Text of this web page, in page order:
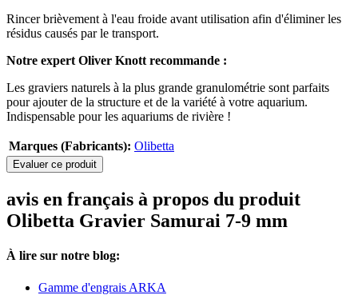
Rincer brièvement à l'eau froide avant utilisation afin d'éliminer les
résidus causés par le transport.
Notre expert Oliver Knott recommande :
Les graviers naturels à la plus grande granulométrie sont parfaits
pour ajouter de la structure et de la variété à votre aquarium.
Indispensable pour les aquariums de rivière !
Marques (Fabricants): Olibetta
Evaluer ce produit
avis en français à propos du produit
Olibetta Gravier Samurai 7-9 mm
À lire sur notre blog:
Gamme d'engrais ARKA